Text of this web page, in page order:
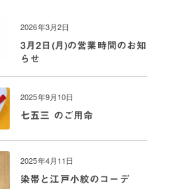
2026年3月2日
3月2日(月)の営業時間のお知
らせ
2025年9月10日
七五三 のご用命
2025年4月11日
染帯と江戸小紋のコーデ